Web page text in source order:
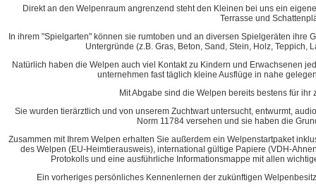
Direkt an den Welpenraum angrenzend steht den Kleinen bei uns ein
Terrasse und
In ihrem "Spielgarten" können sie rumtoben und an diversen Spielgeräten
Untergründe (z.B. Gras, Beton, Sand, Stein, Holz, Teppich,
Natürlich haben die Welpen auch viel Kontakt zu Kindern und Erwachsenen
unternehmen fast täglich kleine Ausflüge in nahe
Mit Abgabe sind die Welpen bereits bestens für
Sie wurden tierärztlich und von unserem Zuchtwart untersucht, entwurmt,
Norm 11784 versehen und sie haben die
Zusammen mit Ihrem Welpen erhalten Sie außerdem ein Welpenstartpaket
des Welpen (EU-Heimtierausweis), international gültige Papiere (VDH-
Protokolls und eine ausführliche Informationsmappe mit allen
Ein vorheriges persönliches Kennenlernen der zukünftigen